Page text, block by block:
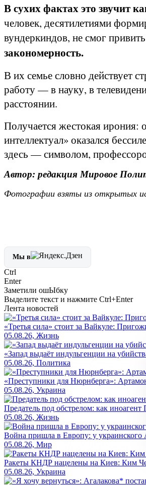
В сухих фактах это звучит
человек, десятилетиями
вундеркиндов, не смог
закономерность.
В их семье словно действует
работу — в науку, в
расстоянии.
Получается жестокая ирония:
интеллектуал» оказался
здесь — символом,
Автор: редакция Мировое
Фотографии взяты из открытых
Мы в
Ctrl
Enter
Заметили ошЫбку
Выделите текст и нажмите Ctrl+Enter
Лента новостей
«Третья сила» стоит за Вайкуле:
05.08.26, Жизнь
«Запад выдаёт индульгенции на
05.08.26, Политика
«Преступники для Нюрнберга»:
05.08.26, Украина
Предатель под обстрелом: как иноагент
05.08.26, Жизнь
Война пришла в Европу: у
05.08.26, Мир
Ракеты КНДР нацелены на Киев: Ким
05.08.26, Украина